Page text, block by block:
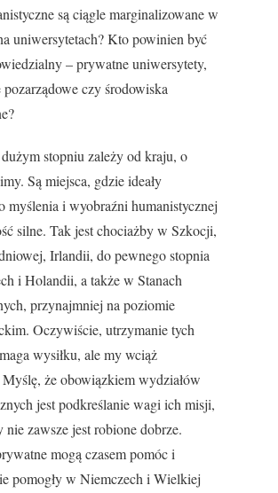
są ciągle marginalizowane w
uniwersytetach? Kto powinien być
– prywatne uniwersytety,
czy środowiska
stopniu zależy od kraju, o
Są miejsca, gdzie ideały
myślenia i wyobraźni humanistycznej
silne. Tak jest chociażby w Szkocji,
Irlandii, do pewnego stopnia
i Holandii, a także w Stanach
przynajmniej na poziomie
Oczywiście, utrzymanie tych
wysiłku, ale my wciąż
że obowiązkiem wydziałów
jest podkreślanie wagi ich misji,
nie zawsze jest robione dobrze.
mogą czasem pomóc i
pomogły w Niemczech i Wielkiej